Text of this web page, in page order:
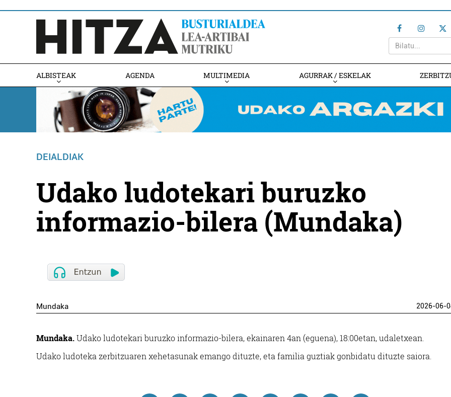
ALBISTEAK AGENDA MULTIMEDIA AGURRAK / ESKELAK
DEIALDIAK
Udako ludotekari buruzko
informazio-bilera (Mundaka)
Mundaka 2026-06-
Mundaka.Udako ludotekari buruzko informazio-bilera, ekainaren 4an (eguena), 18:00etan,udaletxean.
Udako ludoteka zerbitzuaren xehetasunak emango dituzte, eta familia guztiak gonbidatu dituzte saiora.